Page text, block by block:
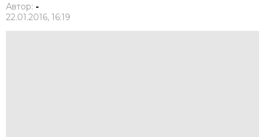
Автор: -
22.01.2016, 16:19